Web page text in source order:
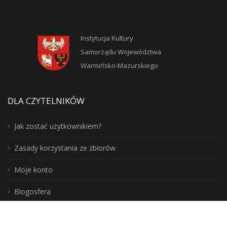
Instytucja Kultury
Samorządu Województwa
Warmińsko-Mazurskiego
DLA CZYTELNIKÓW
Jak zostać użytkownikiem?
Zasady korzystania ze zbiorów
Moje konto
Blogosfera